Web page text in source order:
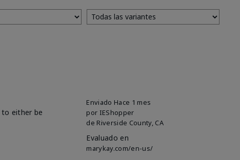
Enviado Hace 1 mes
por IEShopper
de Riverside County, CA
Evaluado en
marykay.com/en-us/
either be